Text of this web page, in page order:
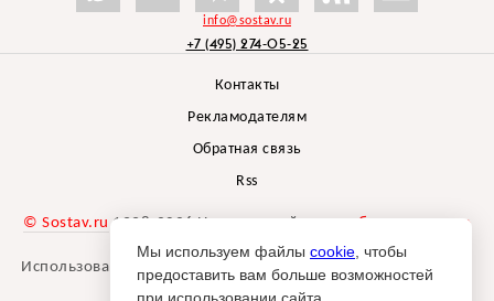
info@sostav.ru
+7 (495) 274-05-25
Контакты
Рекламодателям
Обратная связь
Rss
© Sostav.ru 1998-2026 Независимый проектбрендингового
агентства Depot
Использование материалов Sostav.ru допустимо только при
указании источника.
Мы используем файлы cookie , чтобы
предоставить вам больше возможностей